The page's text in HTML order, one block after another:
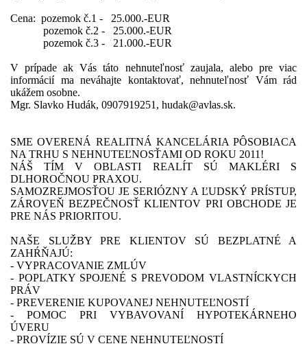
Cena: pozemok č.1 - 25.000.-EUR
pozemok č.2 - 25.000.-EUR
pozemok č.3 - 21.000.-EUR
V prípade ak Vás táto nehnuteľnosť zaujala, alebo pre viac
informácií ma neváhajte kontaktovať, nehnuteľnosť Vám rád
ukážem osobne.
Mgr. Slavko Hudák, 0907919251, hudak@avlas.sk.
SME OVERENÁ REALITNÁ KANCELÁRIA PÔSOBIACA
NA TRHU S NEHNUTEĽNOSŤAMI OD ROKU 2011!
NÁŠ TÍM V OBLASTI REALÍT SÚ MAKLÉRI S
DLHOROČNOU PRAXOU.
SAMOZREJMOSŤOU JE SERIÓZNY A ĽUDSKÝ PRÍSTUP,
ZÁROVEŇ BEZPEČNOSŤ KLIENTOV PRI OBCHODE JE
PRE NÁS PRIORITOU.
NAŠE SLUŽBY PRE KLIENTOV SÚ BEZPLATNÉ A
ZAHŔŇAJÚ:
- VYPRACOVANIE ZMLÚV
- POPLATKY SPOJENÉ S PREVODOM VLASTNÍCKYCH
PRÁV
- PREVERENIE KUPOVANEJ NEHNUTEĽNOSTÍ
- POMOC PRI VYBAVOVANÍ HYPOTEKÁRNEHO
ÚVERU
- PROVÍZIE SÚ V CENE NEHNUTEĽNOSTÍ